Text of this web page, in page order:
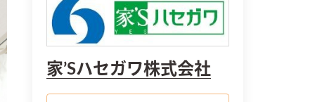
家’Sハセガワ株式会社